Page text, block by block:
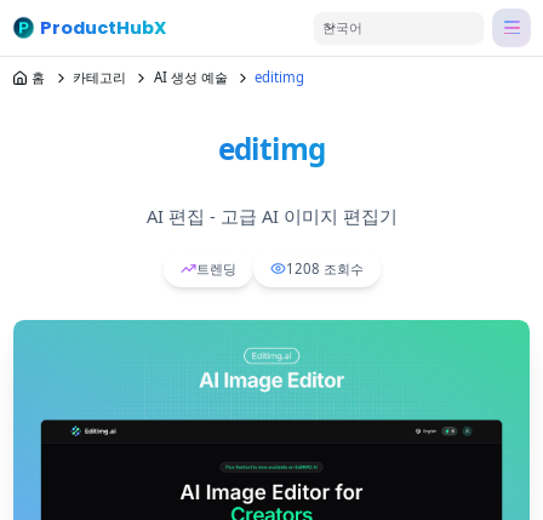
ProductHubX 한국어
홈 카테고리 AI 생성 예술 editimg
editimg
AI 편집 - 고급 AI 이미지 편집기
트렌딩 1208 조회수